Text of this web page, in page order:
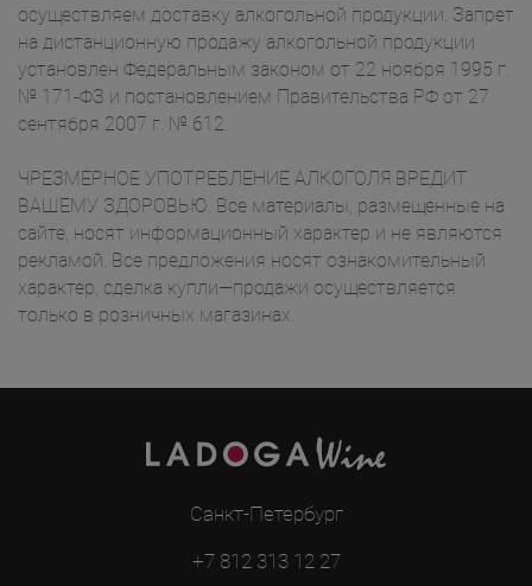
осуществляем доставку алкогольной продукции. Запрет
на дистанционную продажу алкогольной продукции
установлен Федеральным законом от 22 ноября 1995 г.
№ 171-ФЗ и постановлением Правительства РФ от 27
сентября 2007 г. № 612.
ЧРЕЗМЕРНОЕ УПОТРЕБЛЕНИЕ АЛКОГОЛЯ ВРЕДИТ
ВАШЕМУ ЗДОРОВЬЮ. Все материалы, размещенные на
сайте, носят информационный характер и не являются
рекламой. Все предложения носят ознакомительный
характер, сделка купли—продажи осуществляется
только в розничных магазинах.
Санкт-Петербург
+7 812 313 12 27